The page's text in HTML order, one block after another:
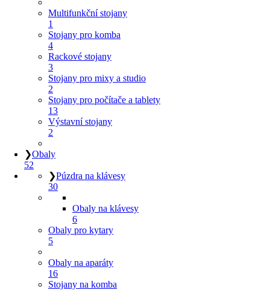
Multifunkční stojany
1
Stojany pro komba
4
Rackové stojany
3
Stojany pro mixy a studio
2
Stojany pro počítače a tablety
13
Výstavní stojany
2
❯Obaly
52
❯Púzdra na klávesy
30
Obaly na klávesy
6
Obaly pro kytary
5
Obaly na aparáty
16
Stojany na komba